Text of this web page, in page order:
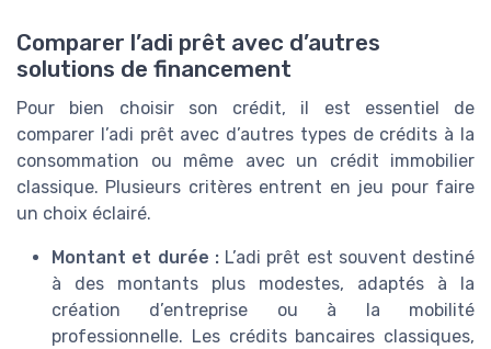
Comparer l’adi prêt avec d’autres
solutions de financement
Pour bien choisir son crédit, il est essentiel de
comparer l’adi prêt avec d’autres types de crédits à la
consommation ou même avec un crédit immobilier
classique. Plusieurs critères entrent en jeu pour faire
un choix éclairé.
Montant et durée :L’adi prêt est souvent destiné
à des montants plus modestes, adaptés à la
création d’entreprise ou à la mobilité
professionnelle. Les crédits bancaires classiques,